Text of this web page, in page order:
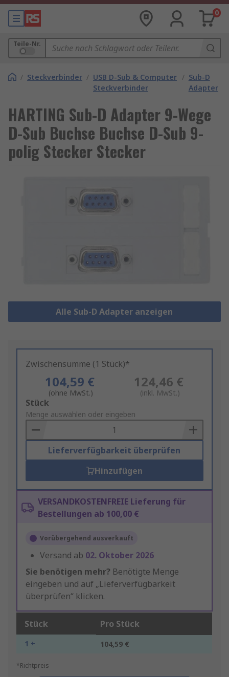
0
Teile-Nr.
/ Steckverbinder / USB D-Sub & Computer
Steckverbinder
/ Sub-D
Adapter
HARTING Sub-D Adapter 9-Wege
D-Sub Buchse Buchse D-Sub 9-
polig Stecker Stecker
Alle Sub-D Adapter anzeigen
Zwischensumme (1 Stück)*
104,59 €
(ohne MwSt.)
124,46 €
(inkl. MwSt.)
Add
to
Basket
Stück
Menge auswählen oder eingeben
Lieferverfügbarkeit überprüfen
Hinzufügen
VERSANDKOSTENFREIE Lieferung für
Bestellungen ab 100,00 €
Vorübergehend ausverkauft
Versand ab 02. Oktober 2026
Sie benötigen mehr? Benötigte Menge
eingeben und auf „Lieferverfügbarkeit
überprüfen“ klicken.
Stück Pro Stück
1 + 104,59 €
*Richtpreis